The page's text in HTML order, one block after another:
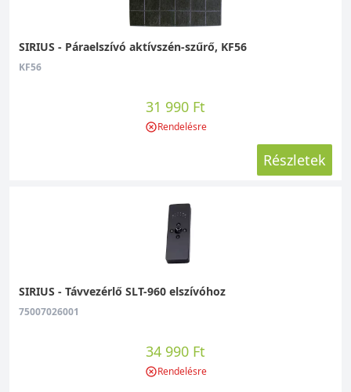
SIRIUS - Páraelszívó aktívszén-szűrő, KF56
KF56
31 990 Ft
Rendelésre
Részletek
SIRIUS - Távvezérlő SLT-960 elszívóhoz
75007026001
34 990 Ft
Rendelésre